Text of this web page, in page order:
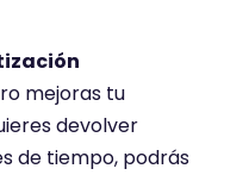
mejoras tu
devolver
de tiempo, podrás